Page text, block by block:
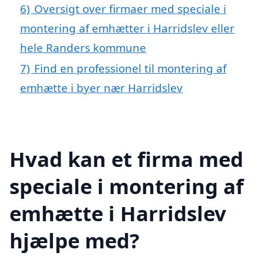
6) Oversigt over firmaer med speciale i
montering af emhætter i Harridslev eller
hele Randers kommune
7) Find en professionel til montering af
emhætte i byer nær Harridslev
Hvad kan et firma med
speciale i montering af
emhætte i Harridslev
hjælpe med?